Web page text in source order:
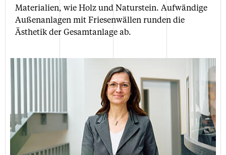
Materialien, wie Holz und Naturstein. Aufwändige
Außenanlagen mit Friesenwällen runden die
Ästhetik der Gesamtanlage ab.